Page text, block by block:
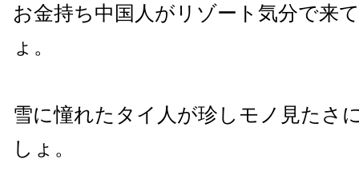
お金持ち中国人がリゾート気分で来
ょ。
雪に憧れたタイ人が珍しモノ見たさ
しょ。